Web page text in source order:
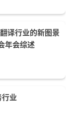
译行业的新图景
年会综述
业